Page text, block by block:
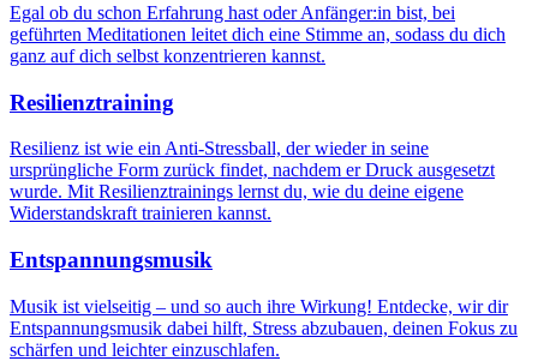
Egal ob du schon Erfahrung hast oder Anfänger:in bist, bei
geführten Meditationen leitet dich eine Stimme an, sodass du dich
ganz auf dich selbst konzentrieren kannst.
Resilienztraining
Resilienz ist wie ein Anti-Stressball, der wieder in seine
ursprüngliche Form zurück findet, nachdem er Druck ausgesetzt
wurde. Mit Resilienztrainings lernst du, wie du deine eigene
Widerstandskraft trainieren kannst.
Entspannungsmusik
Musik ist vielseitig – und so auch ihre Wirkung! Entdecke, wir dir
Entspannungsmusik dabei hilft, Stress abzubauen, deinen Fokus zu
schärfen und leichter einzuschlafen.